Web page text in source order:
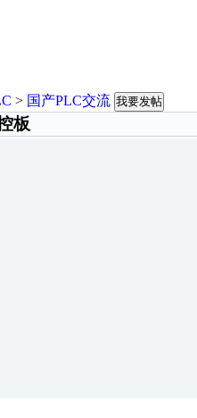
> 国产PLC交流 我要发帖
板